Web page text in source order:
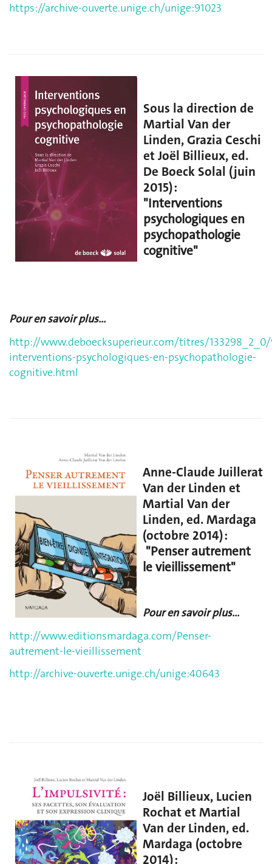
https://archive-ouverte.unige.ch/unige:91023
Sous la direction de
Martial Van der
Linden, Grazia Ceschi
et Joël Billieux, ed.
De Boeck Solal (juin
2015) :
"Interventions
psychologiques en
psychopathologie
cognitive"
Pour en savoir plus...
http://www.deboecksuperieur.com/titres/133298_2_0/
interventions-psychologiques-en-psychopathologie-
cognitive.html
Anne-Claude Juillerat
Van der Linden et
Martial Van der
Linden, ed. Mardaga
(octobre 2014) :
"Penser autrement
le vieillissement"
Pour en savoir plus...
http://www.editionsmardaga.com/Penser-
autrement-le-vieillissement
http://archive-ouverte.unige.ch/unige:40643
Joël Billieux, Lucien
Rochat et Martial
Van der Linden, ed.
Mardaga (octobre
2014) :